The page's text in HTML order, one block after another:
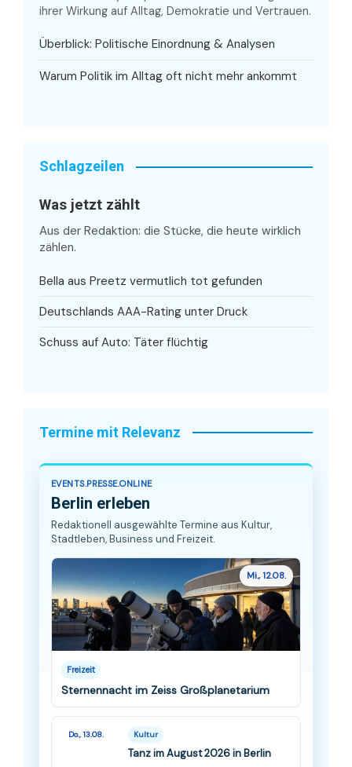
ihrer Wirkung auf Alltag, Demokratie und Vertrauen.
Überblick: Politische Einordnung & Analysen
Warum Politik im Alltag oft nicht mehr ankommt
Schlagzeilen
Was jetzt zählt
Aus der Redaktion: die Stücke, die heute wirklich
zählen.
Bella aus Preetz vermutlich tot gefunden
Deutschlands AAA-Rating unter Druck
Schuss auf Auto: Täter flüchtig
Termine mit Relevanz
EVENTS.PRESSE.ONLINE
Berlin erleben
Redaktionell ausgewählte Termine aus Kultur,
Stadtleben, Business und Freizeit.
Mi., 12.08.
Freizeit
Sternennacht im Zeiss Großplanetarium
Do., 13.08. Kultur
Tanz im August 2026 in Berlin